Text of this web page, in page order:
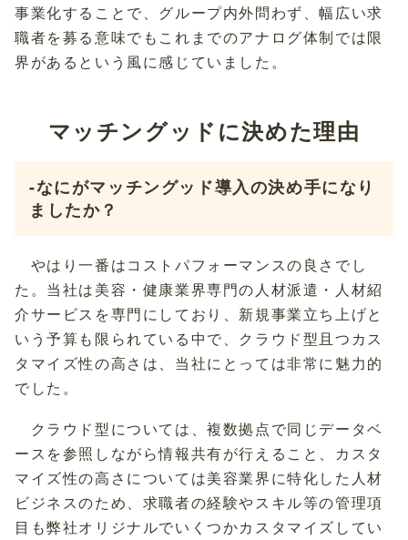
事業化することで、グループ内外問わず、幅広い求
職者を募る意味でもこれまでのアナログ体制では限
界があるという風に感じていました。
マッチングッドに決めた理由
-なにがマッチングッド導入の決め手になり
ましたか？
やはり一番はコストパフォーマンスの良さでし
た。当社は美容・健康業界専門の人材派遣・人材紹
介サービスを専門にしており、新規事業立ち上げと
いう予算も限られている中で、クラウド型且つカス
タマイズ性の高さは、当社にとっては非常に魅力的
でした。
クラウド型については、複数拠点で同じデータベ
ースを参照しながら情報共有が行えること、カスタ
マイズ性の高さについては美容業界に特化した人材
ビジネスのため、求職者の経験やスキル等の管理項
目も弊社オリジナルでいくつかカスタマイズしてい